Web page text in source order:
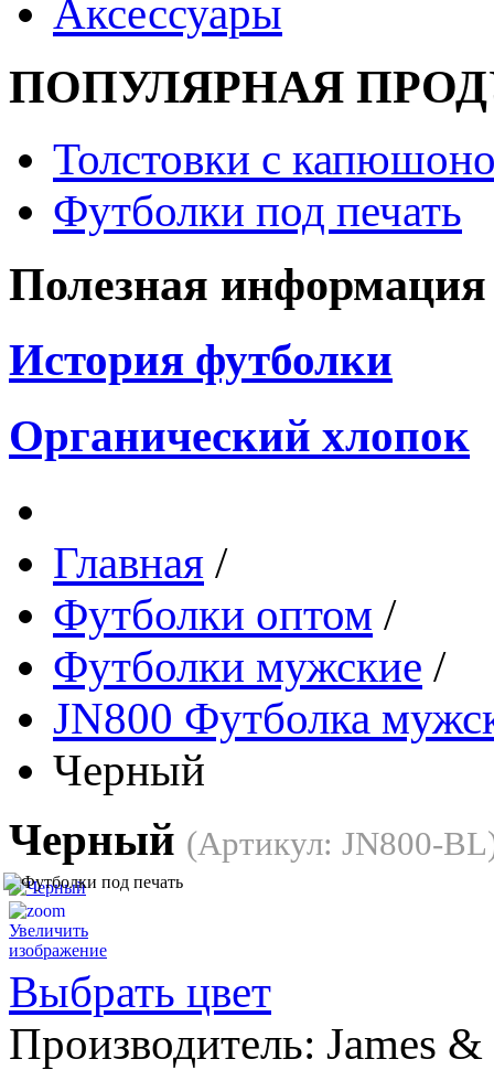
Аксессуары
ПОПУЛЯРНАЯ
Толстовки с
Футболки под печать
Полезная информация
История футболки
Органический хлопок
Главная /
Футболки оптом /
Футболки мужские /
JN800 Футболка
Черный
Черный (Артикул: JN800-BL
Увеличить
изображение
Выбрать цвет
Производитель: James